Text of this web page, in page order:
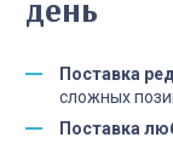
день
Поставка
сложных
Поставка